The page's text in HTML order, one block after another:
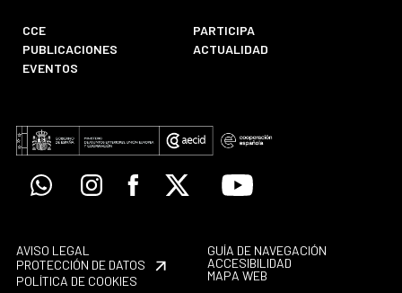
CCE
PARTICIPA
PUBLICACIONES
ACTUALIDAD
EVENTOS
WhatsappInstagramFacebook
X Youtube
AVISO LEGAL
PROTECCIÓN DE DATOS
POLÍTICA DE COOKIES
GUÍA DE NAVEGACIÓN
ACCESIBILIDAD
MAPA WEB